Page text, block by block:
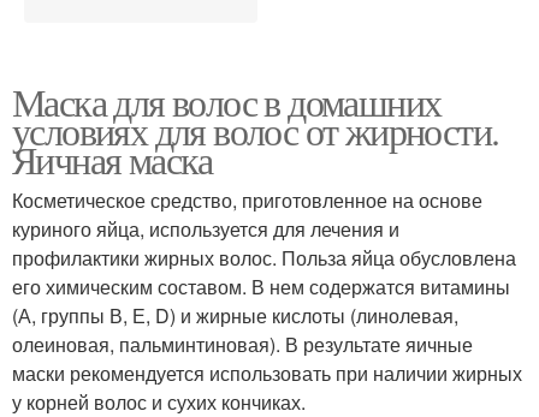
Маска для волос в домашних
условиях для волос от жирности.
Яичная маска
Косметическое средство, приготовленное на основе
куриного яйца, используется для лечения и
профилактики жирных волос. Польза яйца обусловлена
его химическим составом. В нем содержатся витамины
(А, группы В, Е, D) и жирные кислоты (линолевая,
олеиновая, пальминтиновая). В результате яичные
маски рекомендуется использовать при наличии жирных
у корней волос и сухих кончиках.